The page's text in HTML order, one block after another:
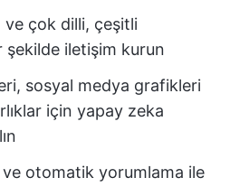
ve çok dilli, çeşitli
şekilde iletişim kurun
sosyal medya grafikleri
için yapay zeka
ve otomatik yorumlama ile